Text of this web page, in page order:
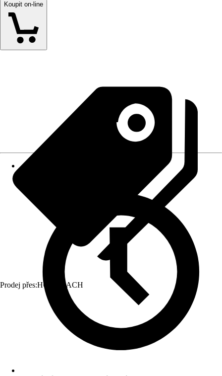
Koupit on-line
Prodej přes:HORNBACH